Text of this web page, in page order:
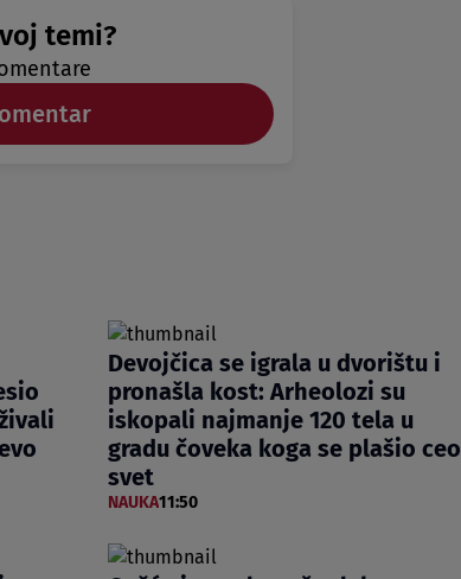
temi?
Devojčica se igrala u dvorištu i
pronašla kost: Arheolozi su
iskopali najmanje 120 tela u
gradu čoveka koga se plašio ceo
svet
NAUKA11:50